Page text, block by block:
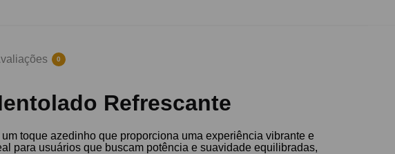
0
Refrescante
toque azedinho que proporciona uma experiência vibrante e
para usuários que buscam potência e suavidade equilibradas,